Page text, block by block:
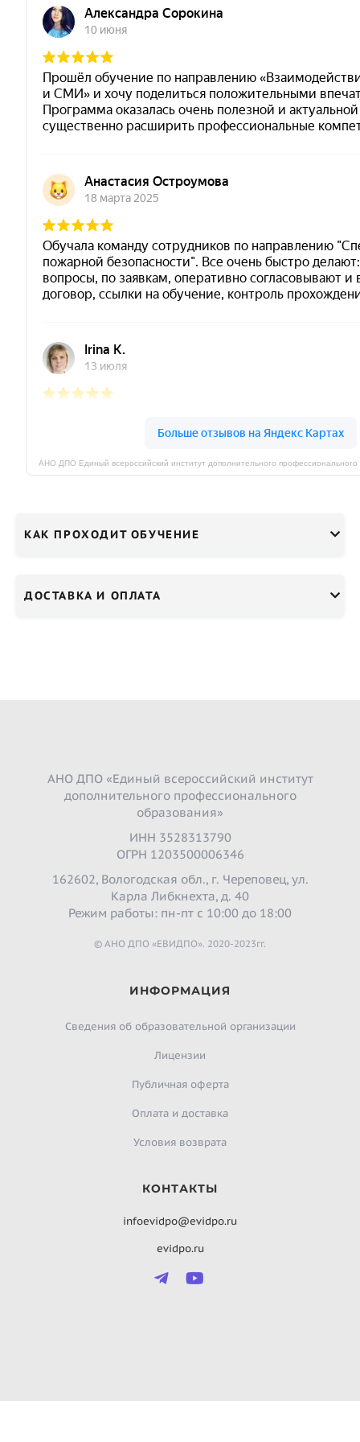
КАК ПРОХОДИТ ОБУЧЕНИЕ
ДОСТАВКА И ОПЛАТА
АНО ДПО «Единый всероссийский институт
дополнительного профессионального
образования»
ИНН 3528313790
ОГРН 1203500006346
162602, Вологодская обл., г. Череповец, ул.
Карла Либкнехта, д. 40
Режим работы: пн-пт с 10:00 до 18:00
© АНО ДПО «ЕВИДПО». 2020-2023гг.
ИНФОРМАЦИЯ
Сведения об образовательной организации
Лицензии
Публичная оферта
Оплата и доставка
Условия возврата
КОНТАКТЫ
infoevidpo@evidpo.ru
evidpo.ru